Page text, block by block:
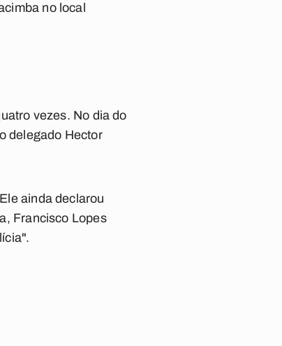
no local
vezes. No dia do
delegado Hector
ainda declarou
Francisco Lopes